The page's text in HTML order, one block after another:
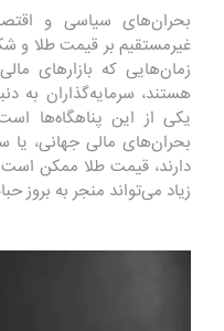
بحران‌های سیاسی و
غیرمستقیم بر قیمت طلا و
زمان‌هایی که بازارهای
هستند، سرمایه‌گذاران به
یکی از این پناهگاه‌ها
بحران‌های مالی جهانی، یا
دارند، قیمت طلا ممکن
زیاد می‌تواند منجر به بروز